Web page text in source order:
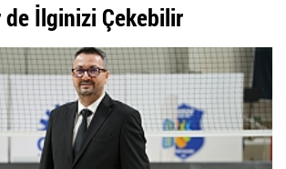
de İlginizi Çekebilir